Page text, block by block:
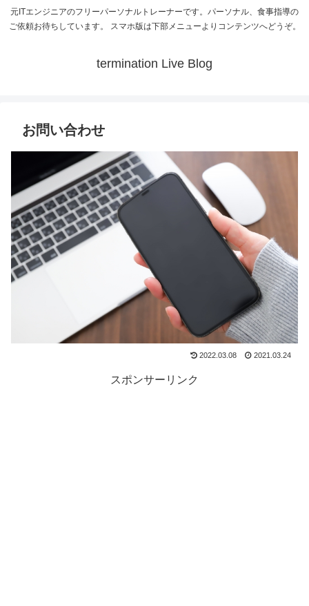
元ITエンジニアのフリーパーソナルトレーナーです。パーソナル、食事指導の
ご依頼お待ちしています。 スマホ版は下部メニューよりコンテンツへどうぞ。
termination Live Blog
お問い合わせ
2022.03.08 2021.03.24
スポンサーリンク